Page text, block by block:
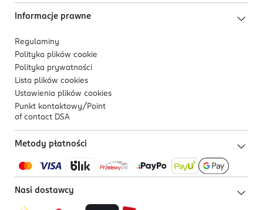
Informacje prawne
Regulaminy
Polityka plików cookie
Polityka prywatności
Lista plików cookies
Ustawienia plików cookies
Punkt kontaktowy/ Point
of contact DSA
Metody płatności
Nasi dostawcy